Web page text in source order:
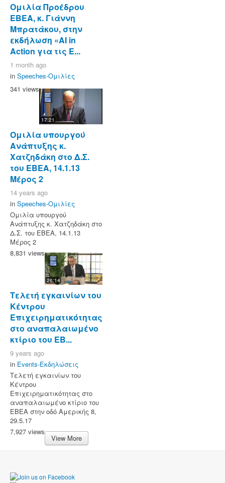
Ομιλία Προέδρου
ΕΒΕΑ, κ. Γιάννη
Μπρατάκου, στην
εκδήλωση «AI in
Action για τις Ε...
1 month ago
in Speeches-Ομιλίες
341 views
17:21
Ομιλία υπουργού
Ανάπτυξης κ.
Χατζηδάκη στο Δ.Σ.
του ΕΒΕΑ, 14.1.13
Μέρος 2
14 years ago
in Speeches-Ομιλίες
Ομιλία υπουργού
Ανάπτυξης κ. Χατζηδάκη στο
Δ.Σ. του ΕΒΕΑ, 14.1.13
Μέρος 2
8,831 views
26:14
Τελετή εγκαινίων του
Κέντρου
Επιχειρηματικότητας
στο αναπαλαιωμένο
κτίριο του ΕΒ...
9 years ago
in Events-Εκδηλώσεις
Τελετή εγκαινίων του
Κέντρου
Επιχειρηματικότητας στο
αναπαλαιωμένο κτίριο του
ΕΒΕΑ στην οδό Αμερικής 8,
29.5.17
7,927 views
View More